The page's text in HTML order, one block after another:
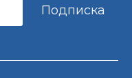
Подписка